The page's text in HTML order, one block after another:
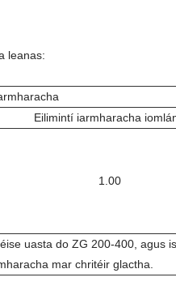
leanas:
Eilimintí iarmharacha
1.00
uasta do ZG 200-400, agus
mar chritéir glactha.